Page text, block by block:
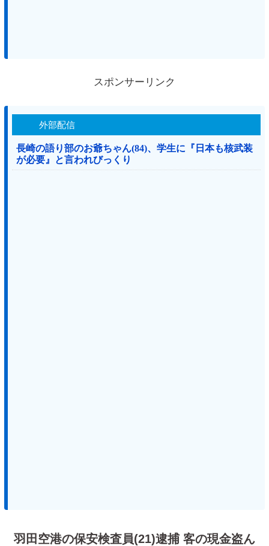
スポンサーリンク
外部配信
長崎の語り部のお爺ちゃん(84)、学生に『日本も核武装
が必要』と言われびっくり
羽田空港の保安検査員(21)逮捕 客の現金盗ん